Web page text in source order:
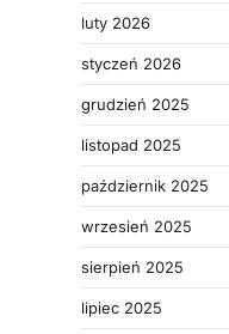
luty 2026
styczeń 2026
grudzień 2025
listopad 2025
październik 2025
wrzesień 2025
sierpień 2025
lipiec 2025